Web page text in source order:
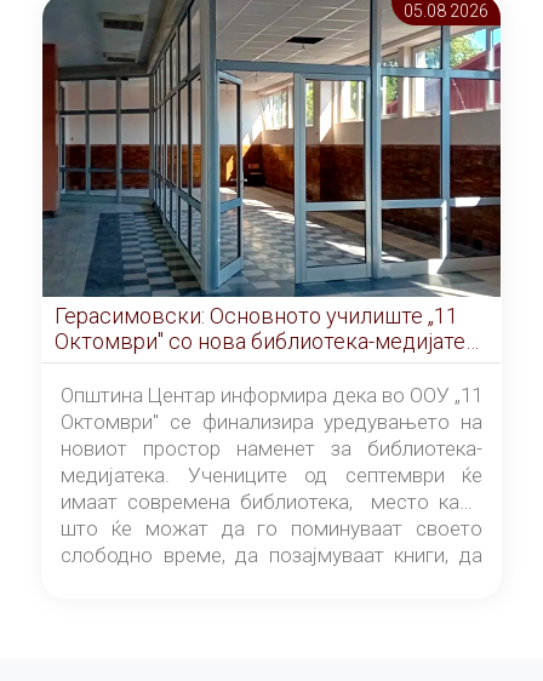
05.08 2026
Герасимовски: Основното училиште „11
Октомври" со нова библиотека-медијатека
од септември
Општина Центар информира дека во ООУ „11
Октомври" се финализира уредувањето на
новиот простор наменет за библиотека-
медијатека. Учениците од септември ќе
имаат современа библиотека, место каде
што ќе можат да го поминуваат своето
слободно време, да позајмуваат книги, да